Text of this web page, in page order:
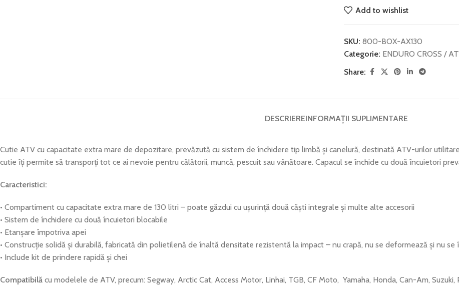
Add to wishlist
SKU: 800-BOX-AX130
Categorie: ENDURO CROSS /
Share:
DESCRIEREINFORMAȚII SUPLIMENTARE
Cutie ATV cu capacitate extra mare de depozitare, prevăzută cu sistem de închidere tip limbă și canelură, destinată ATV-urilor
cutie îți permite să transporți tot ce ai nevoie pentru călătorii, muncă, pescuit sau vânătoare. Capacul se închide cu două încuietori
Caracteristici:
• Compartiment cu capacitate extra mare de 130 litri – poate găzdui cu ușurință două căști integrale și multe alte accesorii
• Sistem de închidere cu două încuietori blocabile
• Etanșare împotriva apei
• Construcție solidă și durabilă, fabricată din polietilenă de înaltă densitate rezistentă la impact – nu crapă, nu se deformează și nu
• Include kit de prindere rapidă și chei
Compatibilă cu modelele de ATV, precum: Segway, Arctic Cat, Access Motor, Linhai, TGB, CF Moto, Yamaha, Honda, Can-Am, Suzuki,